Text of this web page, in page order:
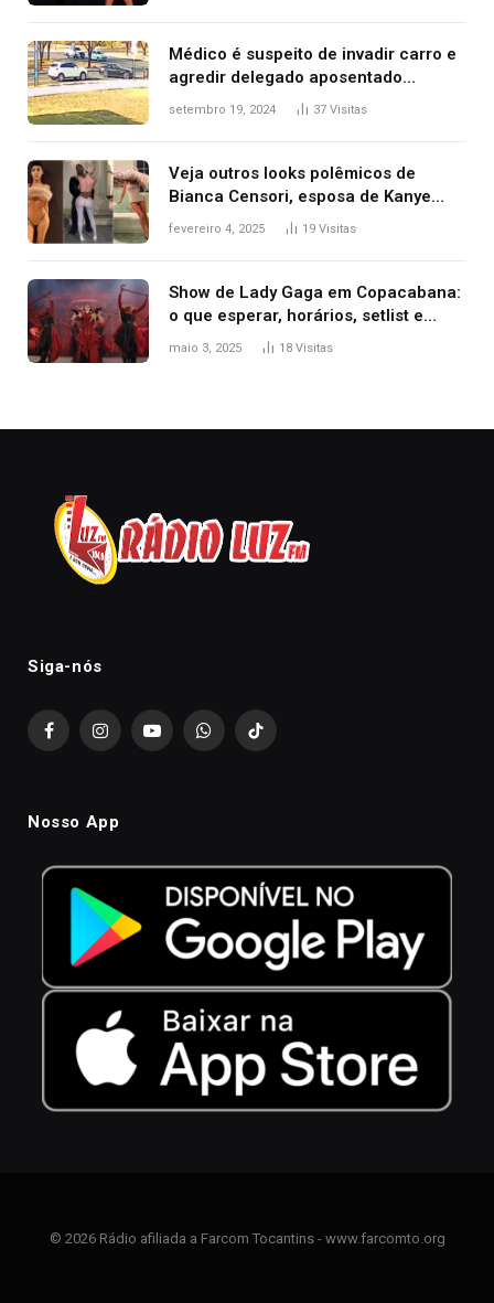
Médico é suspeito de invadir carro e
agredir delegado aposentado
durante confusão no trânsito
setembro 19, 2024 37 Visitas
Veja outros looks polêmicos de
Bianca Censori, esposa de Kanye
West que apareceu nua no Grammy
fevereiro 4, 2025 19 Visitas
Show de Lady Gaga em Copacabana:
o que esperar, horários, setlist e
onde assistir
maio 3, 2025 18 Visitas
Siga-nós
FacebookInstagramYouTubeWhatsAppTikTok
Nosso App
© 2026 Rádio afiliada a Farcom Tocantins - www.farcomto.org